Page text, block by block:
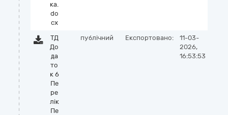
ка.
do
cx
ТД
До
да
то
к 6
Пе
ре
лік
Пе
публічний Експортовано:
11-03-
2026,
16:53:53